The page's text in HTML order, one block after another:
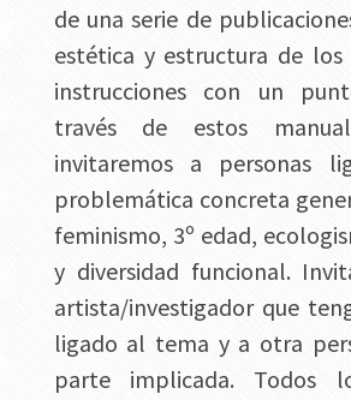
de una serie de
estética y estructura de los
instrucciones con un
través de estos
invitaremos a personas
problemática concreta
feminismo, 3º edad,
y diversidad funcional.
artista/investigador que
ligado al tema y a otra
parte implicada. Todos